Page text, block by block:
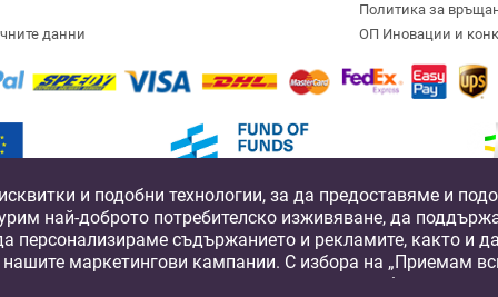
Политика за
данни
ОП Иновации и
Fund Fund of Funds
Operational
Capital, a private equity fund, co-financed by the by the European
and Competitiveness 2014-2020”, managed by the Fund Manager of
и подобни технологии, за да предоставяме и
най-доброто потребителско изживяване, да
персонализираме съдържанието и рекламите, както и
маркетингови кампании. С избора на „Приемам
нашите доверени партньори да съхраняваме бисквитки и